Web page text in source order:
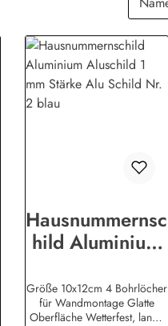
Hausnummernsc
hild Aluminium
Stärke Alu
Schild Nr. 2
Größe 10x12cm 4 Bohrlöcher
für Wandmontage Glatte
Oberfläche Wetterfest, lange